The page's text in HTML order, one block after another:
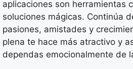
aplicaciones son herramientas
soluciones mágicas. Continúa
pasiones, amistades y
plena te hace más atractivo y
dependas emocionalmente de